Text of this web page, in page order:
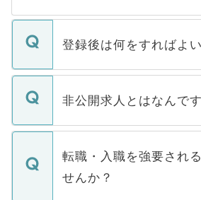
登録後は何をすればよ
ご登録いただきましたら
登録内容を確認し、その後
ます。通常、5営業日以内
いただきますので、しばら
い。
非公開求人とはなんで
マイナビDOCTORで取り
うち約3割は、Webサイト
けない「非公開求人」です
下記の理由によって、一般
転職・入職を強要され
せんか？